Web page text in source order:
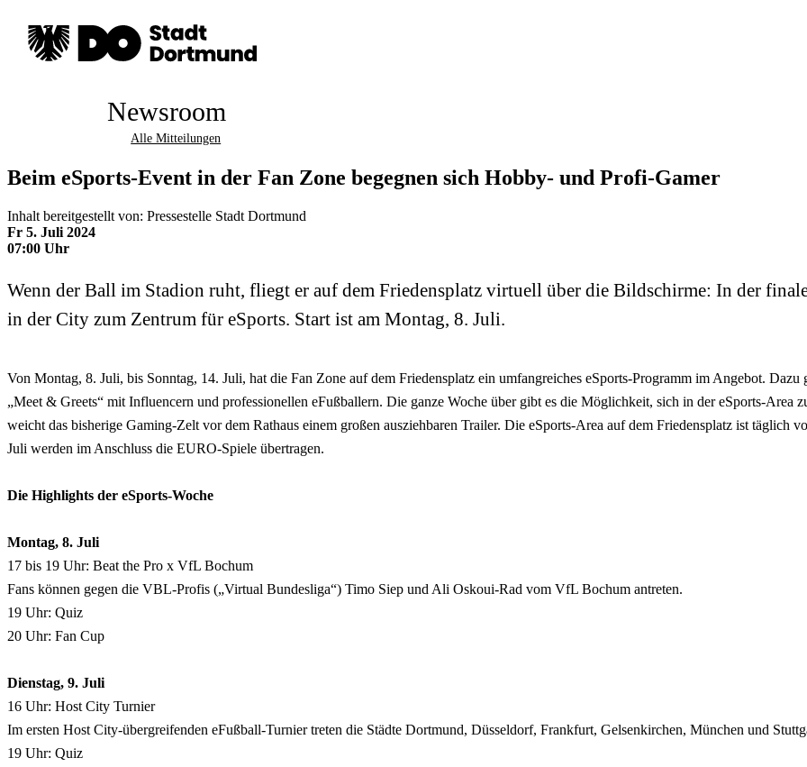
Newsroom
Alle Mitteilungen
Beim eSports-Event in der Fan Zone begegnen sich Hobby- und Profi-Gamer
Inhalt bereitgestellt von: Pressestelle Stadt Dortmund
Fr 5. Juli 2024
07:00 Uhr
Wenn der Ball im Stadion ruht, fliegt er auf dem Friedensplatz virtuell über die Bildschirme: In der
in der City zum Zentrum für eSports. Start ist am Montag, 8. Juli.
Von Montag, 8. Juli, bis Sonntag, 14. Juli, hat die Fan Zone auf dem Friedensplatz ein umfangreiches eSports-Programm im Angebot.
„Meet & Greets“ mit Influencern und professionellen eFußballern. Die ganze Woche über gibt es die Möglichkeit, sich in der eSports-Area
weicht das bisherige Gaming-Zelt vor dem Rathaus einem großen ausziehbaren Trailer. Die eSports-Area auf dem Friedensplatz ist täglich
Juli werden im Anschluss die EURO-Spiele übertragen.
Die Highlights der eSports-Woche
Montag, 8. Juli
17 bis 19 Uhr: Beat the Pro x VfL Bochum
Fans können gegen die VBL-Profis („Virtual Bundesliga“) Timo Siep und Ali Oskoui-Rad vom VfL Bochum antreten.
19 Uhr: Quiz
20 Uhr: Fan Cup
Dienstag, 9. Juli
16 Uhr: Host City Turnier
Im ersten Host City-übergreifenden eFußball-Turnier treten die Städte Dortmund, Düsseldorf, Frankfurt, Gelsenkirchen, München und
19 Uhr: Quiz